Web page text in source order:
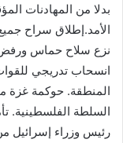
بدلا من المهادنات
الأمد.إطلاق سراح
نزع سلاح حماس ورفض
انسحاب تدريجي
المنطقة. حوكمة غزة
السلطة الفلسطينية.
رئيس وزراء إسرائيل